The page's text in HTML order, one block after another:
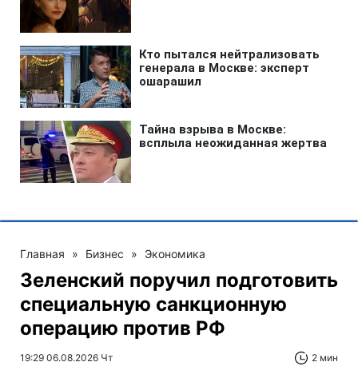
Главная » Бизнес » Экономика
Зеленский поручил подготовить
специальную санкционную
операцию против РФ
19:29 06.08.2026 Чт 2 мин